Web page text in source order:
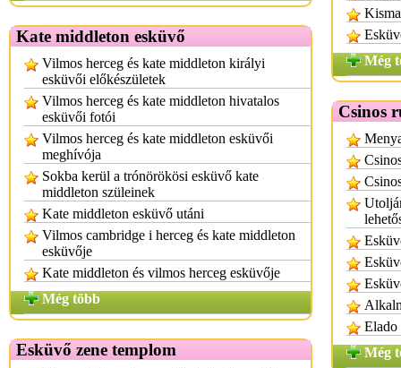
Kate middleton esküvő
Vilmos herceg és kate middleton királyi
esküvői előkészületek
Vilmos herceg és kate middleton hivatalos
esküvői fotói
Vilmos herceg és kate middleton esküvői
meghívója
Sokba kerül a trónörökösi esküvő kate
middleton szüleinek
Kate middleton esküvő utáni
Vilmos cambridge i herceg és kate middleton
esküvője
Kate middleton és vilmos herceg esküvője
Még több
Esküvő zene templom
Még
Csinos
Elado
Még